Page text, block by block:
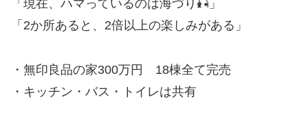
「現在、ハマっているのは海づり🎣」
「2か所あると、2倍以上の楽しみがある」
・無印良品の家300万円 18棟全て完売
・キッチン・バス・トイレは共有